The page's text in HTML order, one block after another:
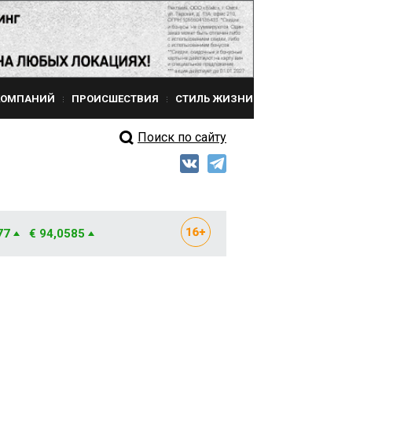
ПРОИСШЕСТВИЯ СТИЛЬ ЖИЗНИ
Поиск по сайту
€ 94,0585